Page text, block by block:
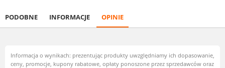
PODOBNE INFORMACJE OPINIE
Informacja o wynikach: prezentując produkty uwzględniamy ich dopasowanie,
ceny, promocje, kupony rabatowe, opłaty ponoszone przez sprzedawców oraz